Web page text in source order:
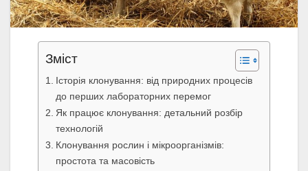
Зміст
Історія клонування: від природних процесів
до перших лабораторних перемог
Як працює клонування: детальний розбір
технологій
Клонування рослин і мікроорганізмів:
простота та масовість